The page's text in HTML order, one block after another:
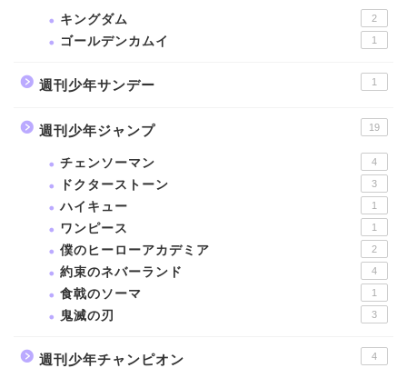
キングダム 2
ゴールデンカムイ 1
週刊少年サンデー 1
週刊少年ジャンプ 19
チェンソーマン 4
ドクターストーン 3
ハイキュー 1
ワンピース 1
僕のヒーローアカデミア 2
約束のネバーランド 4
食戟のソーマ 1
鬼滅の刃 3
週刊少年チャンピオン 4